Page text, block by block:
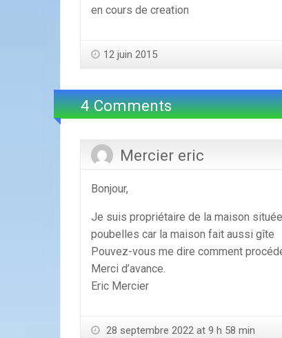
en cours de creation
12 juin 2015
4 Comments
Mercier eric
Bonjour,
Je suis propriétaire de la maison
poubelles car la maison fait aussi gîte
Pouvez-vous me dire comment
Merci d’avance.
Eric Mercier
28 septembre 2022 at 9 h 58 min